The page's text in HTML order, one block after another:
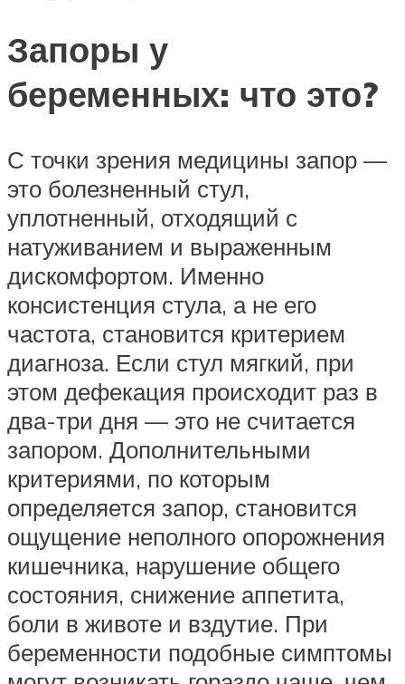
Запоры у
беременных: что это?
С точки зрения медицины запор —
это болезненный стул,
уплотненный, отходящий с
натуживанием и выраженным
дискомфортом. Именно
консистенция стула, а не его
частота, становится критерием
диагноза. Если стул мягкий, при
этом дефекация происходит раз в
два-три дня — это не считается
запором. Дополнительными
критериями, по которым
определяется запор, становится
ощущение неполного опорожнения
кишечника, нарушение общего
состояния, снижение аппетита,
боли в животе и вздутие. При
беременности подобные симптомы